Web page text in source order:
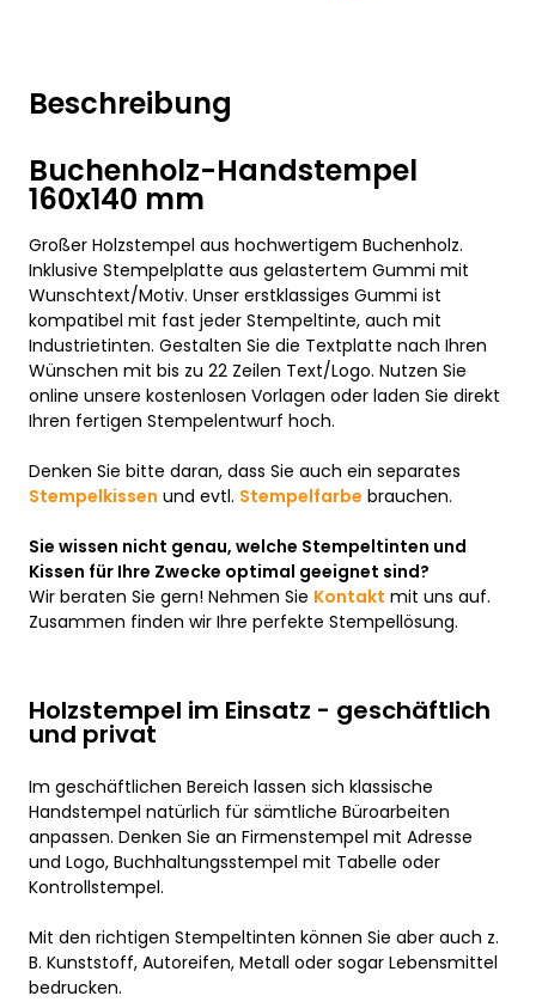
Beschreibung
Buchenholz-Handstempel
160x140 mm
Großer Holzstempel aus hochwertigem Buchenholz.
Inklusive Stempelplatte aus gelastertem Gummi mit
Wunschtext/Motiv. Unser erstklassiges Gummi ist
kompatibel mit fast jeder Stempeltinte, auch mit
Industrietinten. Gestalten Sie die Textplatte nach Ihren
Wünschen mit bis zu 22 Zeilen Text/Logo. Nutzen Sie
online unsere kostenlosen Vorlagen oder laden Sie direkt
Ihren fertigen Stempelentwurf hoch.
Denken Sie bitte daran, dass Sie auch ein separates
Stempelkissen und evtl. Stempelfarbe brauchen.
Sie wissen nicht genau, welche Stempeltinten und
Kissen für Ihre Zwecke optimal geeignet sind?
Wir beraten Sie gern! Nehmen Sie Kontakt mit uns auf.
Zusammen finden wir Ihre perfekte Stempellösung.
Holzstempel im Einsatz - geschäftlich
und privat
Im geschäftlichen Bereich lassen sich klassische
Handstempel natürlich für sämtliche Büroarbeiten
anpassen. Denken Sie an Firmenstempel mit Adresse
und Logo, Buchhaltungsstempel mit Tabelle oder
Kontrollstempel.
Mit den richtigen Stempeltinten können Sie aber auch z.
B. Kunststoff, Autoreifen, Metall oder sogar Lebensmittel
bedrucken.